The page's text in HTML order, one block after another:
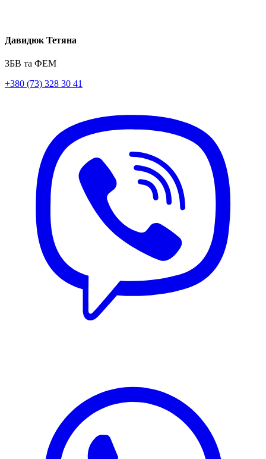
Давидюк Тетяна
ЗБВ та ФЕМ
+380 (73) 328 30 41